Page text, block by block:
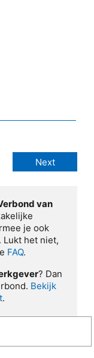
van
je ook
Lukt het niet,
FAQ.
? Dan
Bekijk
.